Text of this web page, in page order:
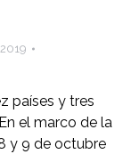
países y tres
el marco de la
y 9 de octubre